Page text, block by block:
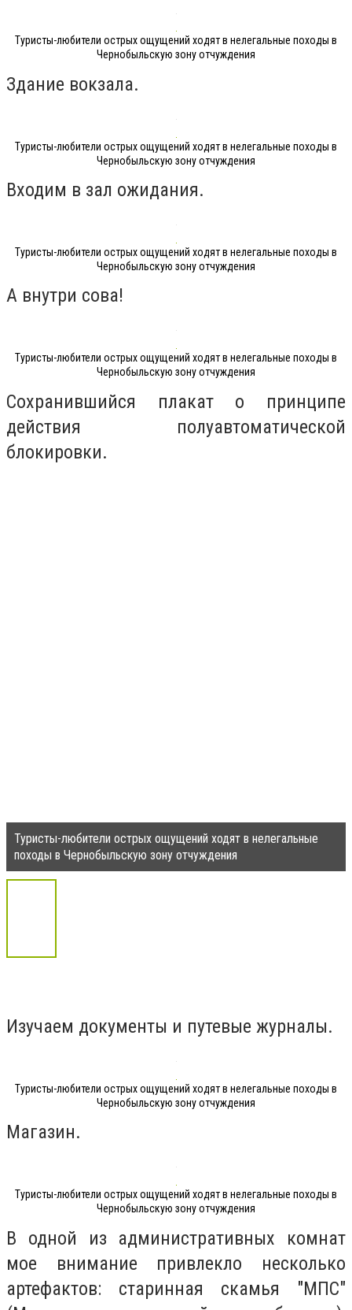
Туристы-любители острых ощущений ходят в нелегальные походы в
Чернобыльскую зону отчуждения
Здание вокзала.
Туристы-любители острых ощущений ходят в нелегальные походы в
Чернобыльскую зону отчуждения
Входим в зал ожидания.
Туристы-любители острых ощущений ходят в нелегальные походы в
Чернобыльскую зону отчуждения
А внутри сова!
Туристы-любители острых ощущений ходят в нелегальные походы в
Чернобыльскую зону отчуждения
Сохранившийся плакат о принципе
действия полуавтоматической
блокировки.
Туристы-любители острых ощущений ходят в нелегальные
походы в Чернобыльскую зону отчуждения
Изучаем документы и путевые журналы.
Туристы-любители острых ощущений ходят в нелегальные походы в
Чернобыльскую зону отчуждения
Магазин.
Туристы-любители острых ощущений ходят в нелегальные походы в
Чернобыльскую зону отчуждения
В одной из административных комнат
мое внимание привлекло несколько
артефактов: старинная скамья "МПС"